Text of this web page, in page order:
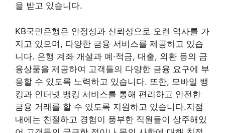
을 받고 있습니다.
KB국민은행은 안정성과 신뢰성으로 오랜 역사를 가
지고 있으며, 다양한 금융 서비스를 제공하고 있습
니다. 은행 계좌 개설과 예·적금, 대출, 외환 등의 금
융상품을 제공하여 고객들의 다양한 금융 요구에 부
응할 수 있도록 노력하고 있습니다. 또한, 모바일 뱅
킹과 인터넷 뱅킹 서비스를 통해 편리하고 안전한
금융 거래를 할 수 있도록 지원하고 있습니다.지점
내에는 친절하고 경험이 풍부한 직원들이 상주해있